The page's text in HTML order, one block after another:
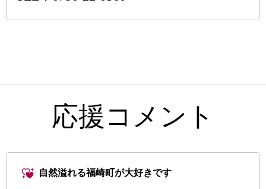
応援コメント
自然溢れる福崎町が大好きです